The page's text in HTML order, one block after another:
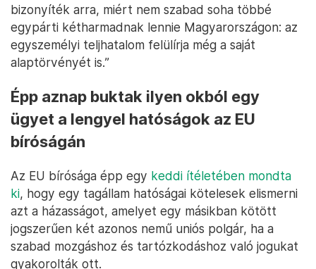
bizonyíték arra, miért nem szabad soha többé
egypárti kétharmadnak lennie Magyarországon: az
egyszemélyi teljhatalom felülírja még a saját
alaptörvényét is.”
Épp aznap buktak ilyen okból egy
ügyet a lengyel hatóságok az EU
bíróságán
Az EU bírósága épp egy keddi ítéletében mondta
ki, hogy egy tagállam hatóságai kötelesek elismerni
azt a házasságot, amelyet egy másikban kötött
jogszerűen két azonos nemű uniós polgár, ha a
szabad mozgáshoz és tartózkodáshoz való jogukat
gyakorolták ott.